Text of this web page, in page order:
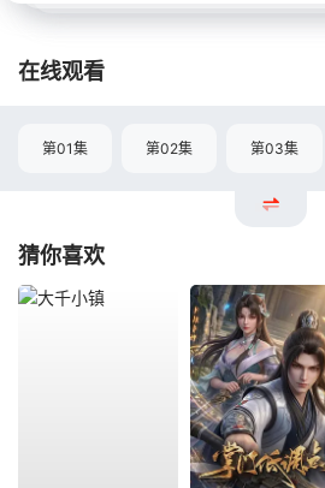
在线观看
第01集 第02集 第03集
猜你喜欢